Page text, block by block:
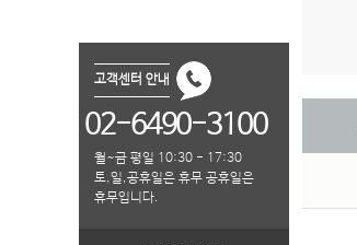
고객센터 안내
02-6490-3100
월~금 평일 10:30 - 17:30
토,일,공휴일은 휴무 공휴일은
휴무입니다.